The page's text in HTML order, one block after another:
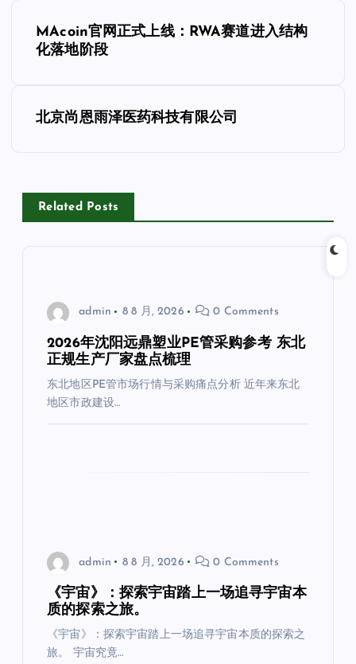
文
章
航
MAcoin官网正式上线：RWA赛道进入结构
化落地阶段
北京尚恩雨泽医药科技有限公司
Related Posts
admin 8 8 月, 2026 0 Comments
2026年沈阳远鼎塑业PE管采购参考 东北
正规生产厂家盘点梳理
东北地区PE管市场行情与采购痛点分析 近年来东北
地区市政建设…
admin 8 8 月, 2026 0 Comments
《宇宙》：探索宇宙踏上一场追寻宇宙本
质的探索之旅。
《宇宙》：探索宇宙踏上一场追寻宇宙本质的探索之
旅。 宇宙究竟…